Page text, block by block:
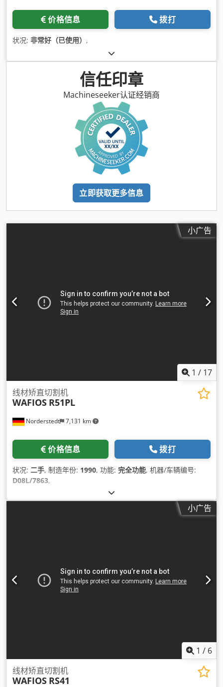
价格信息 拨打
状况: 非常好（已使用） ,
信任印章
Machineseeker认证经销商
立即获取更多信息
小广告
1 / 17
Norderstedt 7,131 km
线材矫直切割机
WAFIOS R51PL
价格信息 拨打
状况: 二手, 制造年份: 1990, 功能: 完全功能, 机器/车辆编号:
D08L/7863,
小广告
1 / 6
线材矫直切割机
WAFIOS RS41